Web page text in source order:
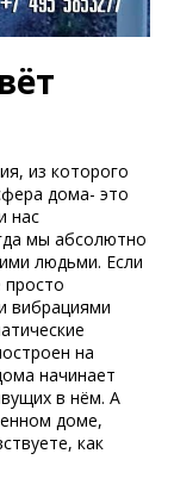
из которого
дома- это
нас
мы абсолютно
людьми. Если
вибрациями
на
начинает
в нём. А
доме,
как